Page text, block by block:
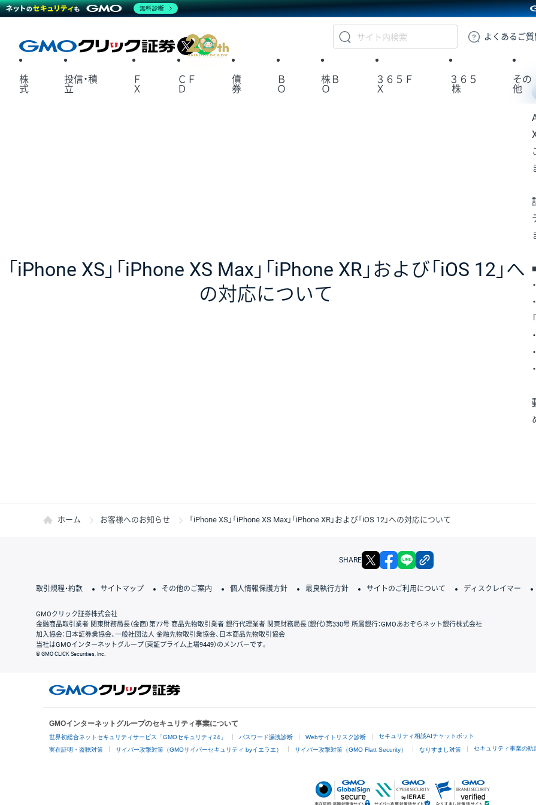
GMOクリック証券
よくある ご質
X
株
式
投信・積
立
Ｆ
Ｘ
ＣＦ
Ｄ
債
券
Ｂ
Ｏ
株Ｂ
Ｏ
３６５Ｆ
Ｘ
３６５
株
その
他
「iPhone XS」「iPhone XS Max」「iPhone XR」および「iOS 12」へ
の対応について
ホーム お客様へのお知らせ 「iPhone XS」「iPhone XS Max」「iPhone XR」および「iOS 12」への対応について
SHARE X facebook
取引規程・約款 サイトマップ その他のご案内 個人情報保護方針 最良執行方針 サイトのご利用について ディスクレイマー
GMOクリック証券株式会社
金融商品取引業者 関東財務局長（金商）第77号 商品先物取引業者 銀行代理業者 関東財務局長（銀代）第330号 所属銀行：GMOあおぞらネット銀行株式会社
加入協会：日本証券業協会、一般社団法人 金融先物取引業協会、日本商品先物取引協会
当社はGMOインターネットグループ（東証プライム上場9449）のメンバーです。
© GMO CLICK Securities, Inc.
GMOインターネットグループのセキュリティ事業について
世界初総合ネットセキュリティサービス「GMOセキュリティ24」 パスワード漏洩診断 Webサイトリスク診断 セキュリティ相談AIチャットボット
実在証明・盗聴対策 サイバー攻撃対策（GMOサイバーセキュリティ byイエラエ） サイバー攻撃対策（GMO Flatt Security） なりすまし対策 セキュリティ事業の軌
無料診断